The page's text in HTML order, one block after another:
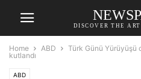
DISCOVER THE
Home ABD
Türk Günü Yürüyüşü
kutlandı
ABD